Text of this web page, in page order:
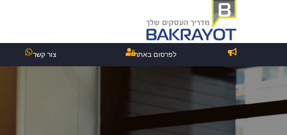
לפרסום באתר צור קשר